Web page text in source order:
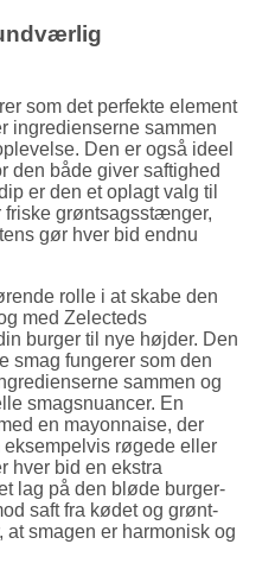
som det perfekte element
ingredi­enserne sammen
Den er også ideel
den både giver saftighed
er den et oplagt valg til
grøntsags­stænger,
gør hver bid endnu
rolle i at skabe den
med Zelecteds
burger til nye højder. Den
smag fungerer som den
sammen og
smags­nuancer. En
en mayonnaise, der
røgede eller
hver bid en ekstra
lag på den bløde burger­
saft fra kødet og grønt­
smagen er harmonisk og